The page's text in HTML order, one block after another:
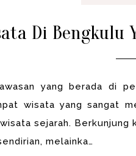
Di Bengkulu
yang berada di
wisata yang sangat
sejarah.
melainka…